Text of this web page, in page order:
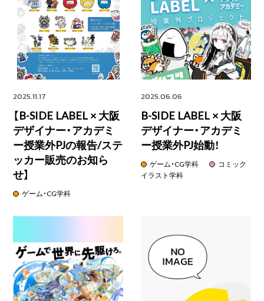
2025.11.17
【B-SIDE LABEL × 大阪
デザイナー・アカデミ
ー授業外PJの報告/ステ
ッカー販売のお知ら
せ】
ゲーム・CG学科
2025.06.06
B-SIDE LABEL × 大阪
デザイナー・アカデミ
ー授業外PJ始動！
ゲーム・CG学科
コミック
イラスト学科